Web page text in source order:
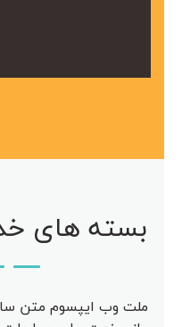
بسته های
ملت وب ایپسوم متن